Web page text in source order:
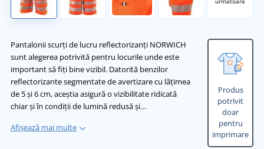
Pantalonii scurți de lucru reflectorizanți NORWICH
sunt alegerea potrivită pentru locurile unde este
important să fiți bine vizibil. Datorită benzilor
reflectorizante segmentate de avertizare cu lățimea
de 5 și 6 cm, aceștia asigură o vizibilitate ridicată
chiar și în condiții de lumină redusă și…
Afișează mai multe
Produs
potrivit
doar
pentru
imprimare